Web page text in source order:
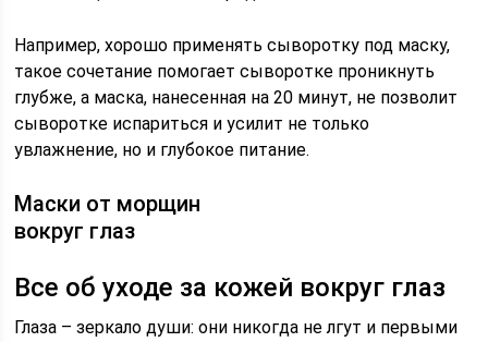
Например, хорошо применять сыворотку под маску,
такое сочетание помогает сыворотке проникнуть
глубже, а маска, нанесенная на 20 минут, не позволит
сыворотке испариться и усилит не только
увлажнение, но и глубокое питание.
Маски от морщин
вокруг глаз
Все об уходе за кожей вокруг глаз
Глаза – зеркало души: они никогда не лгут и первыми